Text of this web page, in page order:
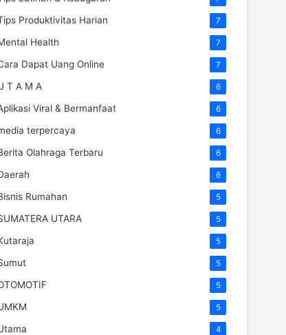
Produktivitas Harian 7
Health 7
Dapat Uang Online 7
T A M A 6
Viral & Bermanfaat 6
terpercaya 6
Olahraga Terbaru 6
6
Rumahan 5
UTARA 5
5
5
5
5
4